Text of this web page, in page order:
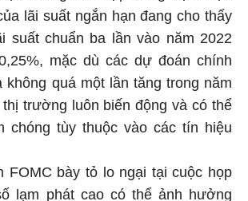
lãi suất ngắn hạn đang cho thấy
suất chuẩn ba lần vào năm 2022
mặc dù các dự đoán chính
không quá một lần tăng trong năm
trường luôn biến động và có thể
chóng tùy thuộc vào các tín hiệu
FOMC bày tỏ lo ngại tại cuộc họp
lạm phát cao có thể ảnh hưởng